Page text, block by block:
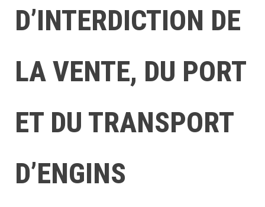
D’INTERDICTION DE
LA VENTE, DU PORT
ET DU TRANSPORT
D’ENGINS